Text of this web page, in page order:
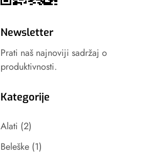
Newsletter
Prati naš najnoviji sadržaj o
produktivnosti.
Kategorije
Alati (2)
Beleške (1)